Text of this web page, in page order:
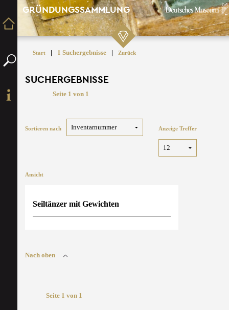
GRÜNDUNGSSAMMLUNG
Start | 1 Suchergebnisse | Zurück
SUCHERGEBNISSE
Seite 1 von 1
Sortieren nach Anzeige Treffer
Ansicht
Seiltänzer mit Gewichten
Nach oben
Seite 1 von 1